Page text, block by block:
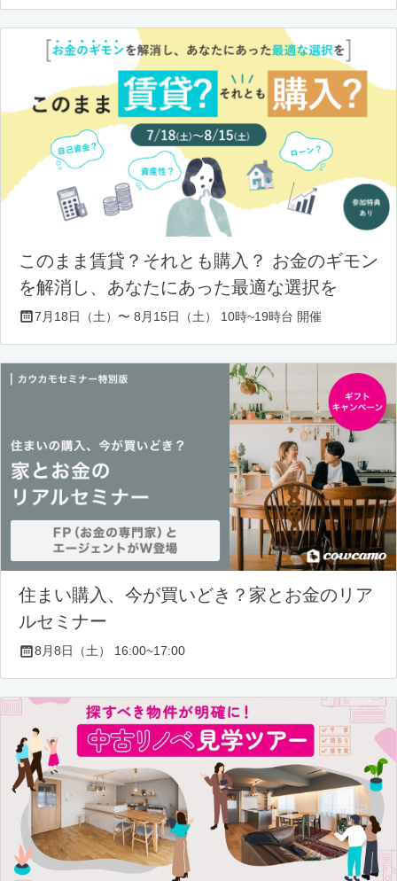
このまま賃貸？それとも購入？ お金のギモン
を解消し、あなたにあった最適な選択を
7月18日（土）〜 8月15日（土） 10時~19時台 開催
住まい購入、今が買いどき？家とお金のリア
ルセミナー
8月8日（土） 16:00~17:00